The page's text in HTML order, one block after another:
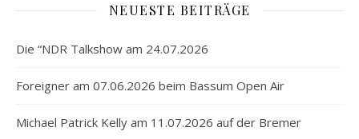
NEUESTE BEITRÄGE
Die “NDR Talkshow am 24.07.2026
Foreigner am 07.06.2026 beim Bassum Open Air
Michael Patrick Kelly am 11.07.2026 auf der Bremer